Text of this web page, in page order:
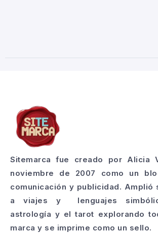
Sitemarca fue creado por Alicia
noviembre de 2007 como un
comunicación y publicidad. Amplió
a viajes y lenguajes
astrología y el tarot explorando
marca y se imprime como un sello.